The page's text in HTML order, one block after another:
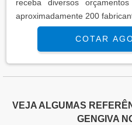
receba diversos
aproximadamente 200
COTAR
VEJA ALGUMAS
GENGIVA